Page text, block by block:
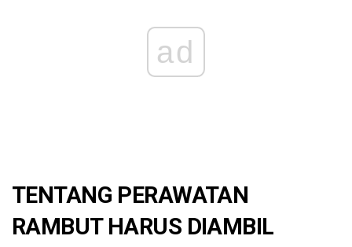
ad
TENTANG PERAWATAN
RAMBUT HARUS DIAMBIL